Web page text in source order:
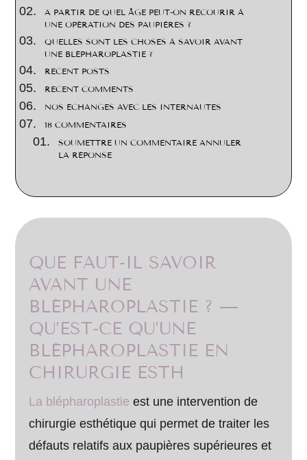
A PARTIR DE QUEL ÂGE PEUT-ON RECOURIR À
UNE OPÉRATION DES PAUPIÈRES ?
QUELLES SONT LES CHOSES À SAVOIR AVANT
UNE BLÉPHAROPLASTIE ?
RECENT POSTS
RECENT COMMENTS
NOS ÉCHANGES AVEC LES INTERNAUTES
18 COMMENTAIRES
SOUMETTRE UN COMMENTAIRE ANNULER
LA RÉPONSE
QUE FAUT-IL SAVOIR
AVANT UNE
BLÉPHAROPLASTIE ? —
QU’EST-CE QU’UNE
BLÉPHAROPLASTIE EN
CHIRURGIE ESTH
La blépharoplastie est une intervention de
chirurgie esthétique qui permet de traiter les
défauts relatifs aux paupières supérieures et